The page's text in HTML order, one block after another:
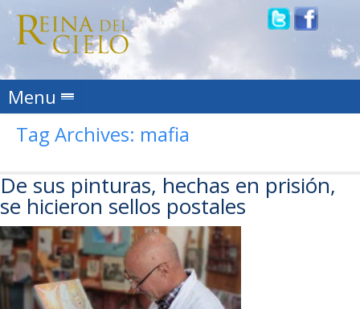
Menu Skip to content
Tag Archives: mafia
De sus pinturas, hechas en prisión,
se hicieron sellos postales